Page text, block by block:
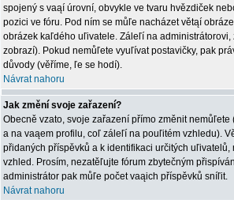
spojený s vaąí úrovní, obvykle ve tvaru hvězdiček
pozici ve fóru. Pod ním se můľe nacházet větąí
obrázek kaľdého uľivatele. Záleľí na
zobrazí). Pokud nemůľete vyuľívat postavičky, pak
důvody (věříme, ľe se hodí).
Návrat nahoru
Jak změní svoje zařazení?
Obecně vzato, svoje zařazení přímo změnit
a na vaąem profilu, coľ záleľí na pouľitém vzhledu).
přidaných příspěvků a k identifikaci určitých
vzhled. Prosím, nezatěľujte fórum zbytečným
administrátor pak můľe počet vaąich příspěvků sníľit.
Návrat nahoru